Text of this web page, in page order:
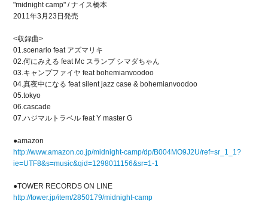
"midnight camp" / ナイス橋本
2011年3月23日発売
<収録曲>
01.scenario feat アズマリキ
02.何にみえる feat Mc スランプ シマダちゃん
03.キャンプファイヤ feat bohemianvoodoo
04.真夜中になる feat silent jazz case & bohemianvoodoo
05.tokyo
06.cascade
07.ハジマルトラベル feat Y master G
●amazon
http://www.amazon.co.jp/midnight-camp/dp/B004MO9J2U/ref=sr_1_1?
ie=UTF8&s=music&qid=1298011156&sr=1-1
●TOWER RECORDS ON LINE
http://tower.jp/item/2850179/midnight-camp